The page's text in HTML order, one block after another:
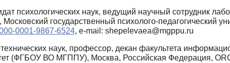
психологических наук, ведущий научный сотрудник
государственный психолого-
0001-9867-6524, e-mail: shepelevaea@mgppu.ru
технических наук, профессор, декан факультета
(ФГБОУ ВО МГППУ), Москва, Российская Федерация,